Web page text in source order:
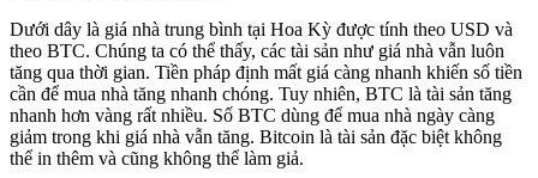
Dưới dây là giá nhà trung bình tại Hoa Kỳ được tính theo USD và
theo BTC. Chúng ta có thể thấy, các tài sản như giá nhà vẫn luôn
tăng qua thời gian. Tiền pháp định mất giá càng nhanh khiến số tiền
cần để mua nhà tăng nhanh chóng. Tuy nhiên, BTC là tài sản tăng
nhanh hơn vàng rất nhiều. Số BTC dùng để mua nhà ngày càng
giảm trong khi giá nhà vẫn tăng. Bitcoin là tài sản đặc biệt không
thể in thêm và cũng không thể làm giả.